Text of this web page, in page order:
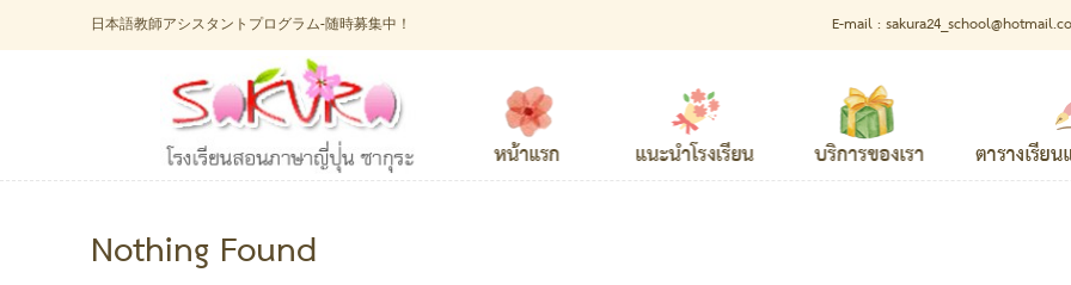
日本語教師アシスタントプログラム-随時募集中！ E-mail :
Nothing Found